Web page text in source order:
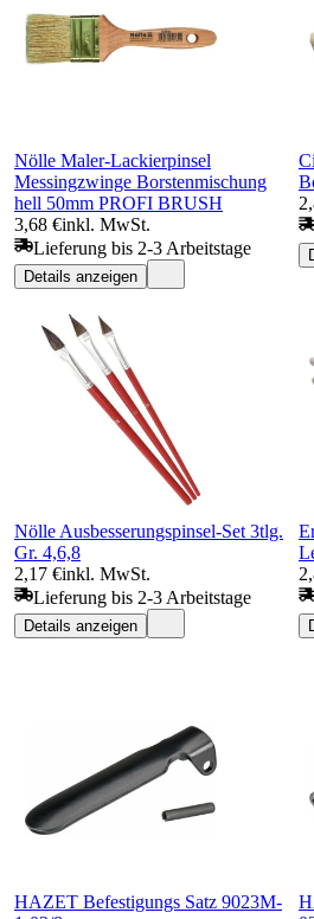
Nölle Maler-Lackierpinsel
Messingzwinge Borstenmischung
hell 50mm PROFI BRUSH
3,68 €inkl. MwSt.
Lieferung bis 2-3 Arbeitstage
Details anzeigen
Nölle Ausbesserungspinsel-Set 3tlg.
Gr. 4,6,8
2,17 €inkl. MwSt.
Lieferung bis 2-3 Arbeitstage
Details anzeigen
HAZET Befestigungs Satz 9023M-